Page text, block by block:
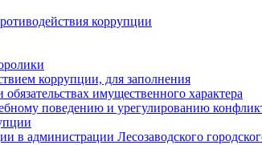
коррупции
коррупции, для заполнения
имущественного характера
поведению и урегулированию
в администрации Лесозаводского